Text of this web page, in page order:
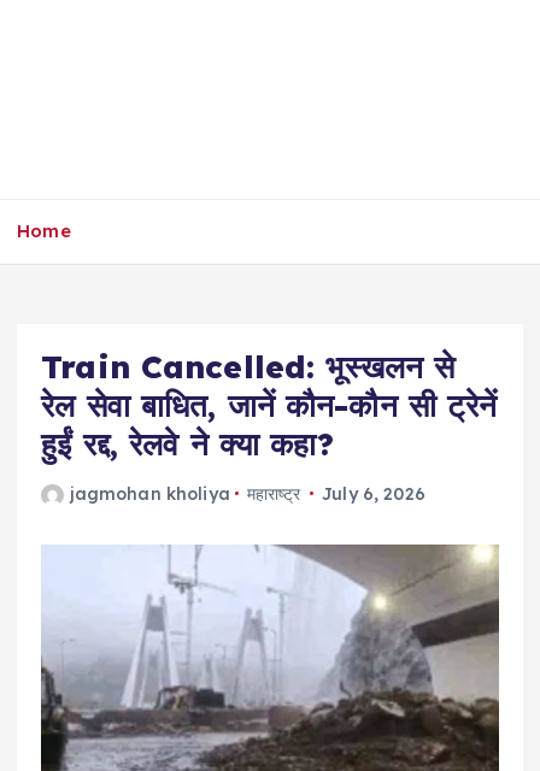
Home
Train Cancelled: भूस्खलन से
रेल सेवा बाधित, जानें कौन-कौन सी ट्रेनें
हुईं रद्द, रेलवे ने क्या कहा?
jagmohan kholiya महाराष्ट्र July 6, 2026